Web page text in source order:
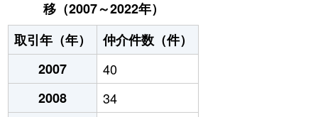
移（2007～2022年）
取引年（年）
仲介件数（件）
2007
40
2008
34